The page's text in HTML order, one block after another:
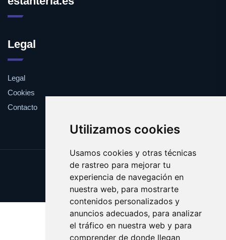
Utilizamos cookies
Usamos cookies y otras técnicas
de rastreo para mejorar tu
experiencia de navegación en
nuestra web, para mostrarte
contenidos personalizados y
anuncios adecuados, para analizar
el tráfico en nuestra web y para
comprender de donde llegan
Legal
Legal
Cookies
Contacto
Update cookies preferences
Copyright © 2025 estanteria.es